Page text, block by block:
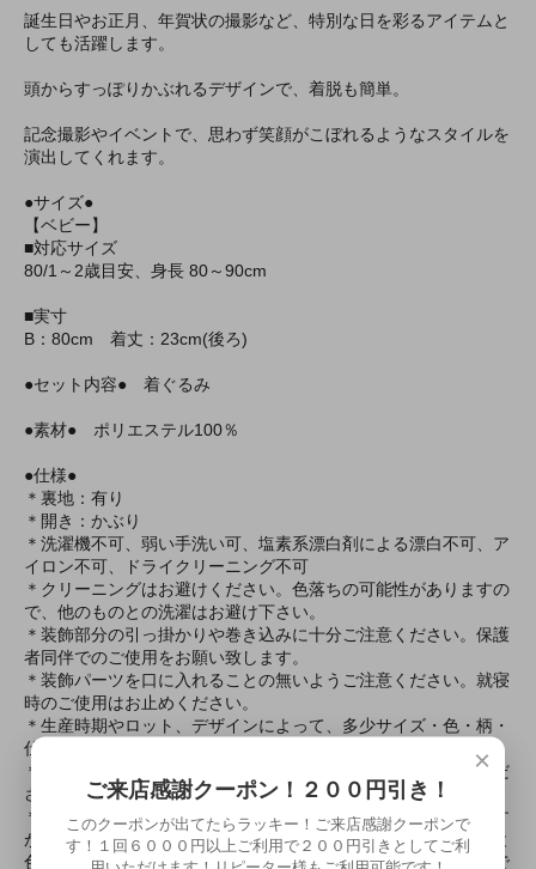
誕生日やお正月、年賀状の撮影など、特別な日を彩るアイテムと
しても活躍します。
頭からすっぽりかぶれるデザインで、着脱も簡単。
記念撮影やイベントで、思わず笑顔がこぼれるようなスタイルを
演出してくれます。
●サイズ●
【ベビー】
■対応サイズ
80/1～2歳目安、身長 80～90cm
■実寸
B：80cm 着丈：23cm(後ろ)
●セット内容● 着ぐるみ
●素材● ポリエステル100％
●仕様●
＊裏地：有り
＊開き：かぶり
＊洗濯機不可、弱い手洗い可、塩素系漂白剤による漂白不可、ア
イロン不可、ドライクリーニング不可
＊クリーニングはお避けください。色落ちの可能性がありますの
で、他のものとの洗濯はお避け下さい。
＊装飾部分の引っ掛かりや巻き込みに十分ご注意ください。保護
者同伴でのご使用をお願い致します。
＊装飾パーツを口に入れることの無いようご注意ください。就寝
時のご使用はお止めください。
＊生産時期やロット、デザインによって、多少サイズ・色・柄・
仕様が異なる場合があります。
＊摩擦や水濡れにより色移りする恐れがありますのでご注意くだ
さい。
＊商品画像は可能な限り実物の色に近づくよう調整しております
が、お使いのモニター設定、お部屋の照明等により実際の商品と
色味が異なって見える場合がございます。又、同じ商品の画像で
×
ご来店感謝クーポン！２００円引き！
このクーポンが出てたらラッキー！ご来店感謝クーポンで
す！１回６０００円以上ご利用で２００円引きとしてご利